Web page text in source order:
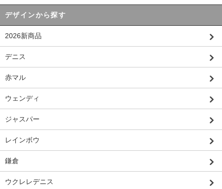
デザインから探す
2026新商品
デニス
赤マル
ウェンディ
ジャスパー
レインボウ
鎌倉
ウクレレデニス